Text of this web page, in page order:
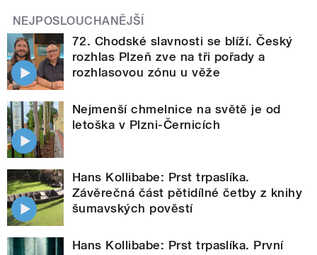
NEJPOSLOUCHANĚJŠÍ
72. Chodské slavnosti se blíží. Český
rozhlas Plzeň zve na tři pořady a
rozhlasovou zónu u věže
Nejmenší chmelnice na světě je od
letoška v Plzni-Černicích
Hans Kollibabe: Prst trpaslíka.
Závěrečná část pětidílné četby z knihy
šumavských pověstí
Hans Kollibabe: Prst trpaslíka. První